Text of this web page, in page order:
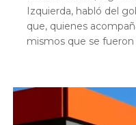
Izquierda, habló del
que, quienes
mismos que se fueron